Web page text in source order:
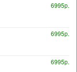
6995р.
6995р.
6995р.